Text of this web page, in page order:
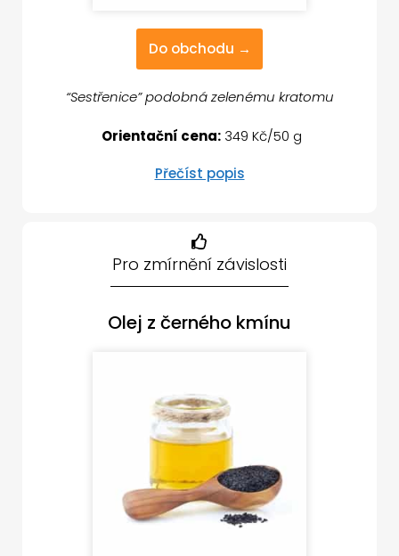
Do obchodu →
“Sestřenice” podobná zelenému kratomu
Orientační cena:349 Kč/50 g
Přečíst popis
Pro zmírnění závislosti
Olej z černého kmínu